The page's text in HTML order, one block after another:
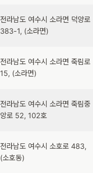
전라남도 여수시 소라면 덕양로
383-1, (소라면)
전라남도 여수시 소라면 죽림로
15, (소라면)
전라남도 여수시 소라면 죽림중
앙로 52, 102호
전라남도 여수시 소호로 483,
(소호동)